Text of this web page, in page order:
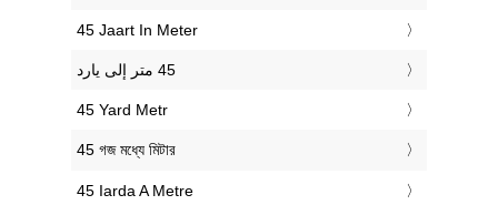
‎45 Jaart In Meter
‎45 Yard Metr
‎45 গজ মধ্যে মিটার
‎45 Iarda A Metre